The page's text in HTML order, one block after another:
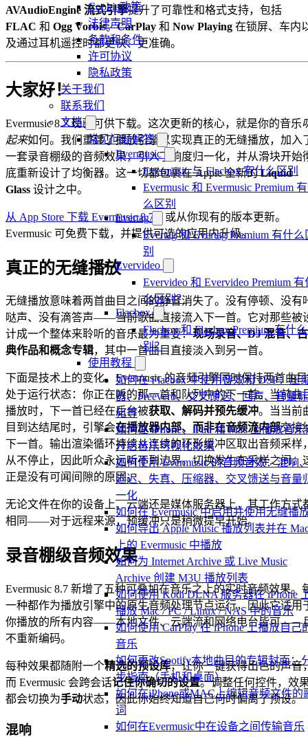
Cookie政策
法律声明
条款和条件
许可协议
隐私政策
关于我们
联系我们
文档
常见问题解答
Evermusic
Evermusic 与 Flacbox 有什么区别
Evermusic 和 Evermusic Premium
么区别
Evertag
Evertag 和 Evertag Premium 有什么
别
Evervideo
Evervideo 和 Evervideo Premium 有
么区别？
Flacbox
Flacbox 和 Flacbox Premium 有什
别？
使用教程
如何在 Flacbox 中使用音效和 DSP：压
器、Freeverb、交叉馈送、回声、音量
化等
如何在 iPhone、iPad 和 Mac 上播放音乐
开启音乐可视化效果
如何使用 Evermusic 的音频音效：混响
延迟、失真、压缩器、交叉馈送与音量
一化
如何在 Evermusic 中启用并使用无缝播
如何导出 Apple Music 播放列表并在
上的 Evermusic 中播放
如何为 Internet Archive 或 Live Music
Archive 创建 M3U 播放列表
如何使用 Kodi DLNA 服务器在 iPhone
播放 Mac / PC / Linux / NAS 中的音乐
如何使用 CarPlay 在 iPhone 上播放自己
音乐
如何更改Spotify本地曲目的专辑封面：
步指南（手机和桌面）
如何在iPhone或MAC上编辑音频文件的
词
如何在Evermusic中在设备之间传输音乐
AVAudioEngine 流式引擎提升了可靠性和格式支持，包括
FLAC 和 Ogg Vorbis。CarPlay 和 Now Playing 在锁屏、车内
及通过耳机遥控时都更快、更准确。
大家好！
Evermusic 8.7 现已可供下载。这次更新的核心，就是你的音乐
起来如何。我们重建了播放引擎以实现真正的无缝播放，加入
一套录音棚级的音频效果，引入了响度归一化，并从滑块开始
底重新设计了均衡器。这一切都包裹在 Apple 全新的Liquid
Glass 设计之中。
从 App Store 下载 Evermusic 8.7
，或从你现有的版本更新。
Evermusic 可免费下载，并提供可选的应用内升级。
真正的无缝播放
无缝播放意味着两首曲目之间的静音消失了。没有停顿、没有
哒声、没有滴答声——当前歌曲直接流入下一首。它对那些被
计成一个整体来聆听的音乐最为重要：现场录音、DJ 混音、古
典作品和概念专辑，其中一首曲目直接淡入到另一首。
下面是技术上的变化。Evermusic 的音频引擎同时保持两首曲目
处于运行状态：你正在听的那一首和队列中的下一首。当前曲
播放时，下一首已经在后台被获取、解码并预先缓冲。当当前
目到达结尾时，引擎会在播放器内部、而非在音频流内部交接
下一首。输出渲染循环持续从连续的环形缓冲区取出音频采样
从不停止，因此听众永远听不到边界。切换发生在采样之间，
正是没有可闻间隙的原因。
无论文件在你的设备上、云端还是媒体服务器上，其工作方式
相同——对于远程来源，预缓冲只是稍微提早开始。
录音棚级音频效果
Evermusic 8.7 新增了五种可叠加在音乐之上的实时音频效果。
一种都作为播放引擎中的原生音频处理节点运行，因此它适用
你播放的所有内容——本地文件、云端流和网络电台皆可——
不重新编码。
每种效果都随附一个精选的预设库，让你一键获得出色的声音
而 Evermusic 会跨会话记住你确切的设置。调整任何控件，效
都会切换为手动状态，因此你始终知道自己何时偏离了预设。
混响